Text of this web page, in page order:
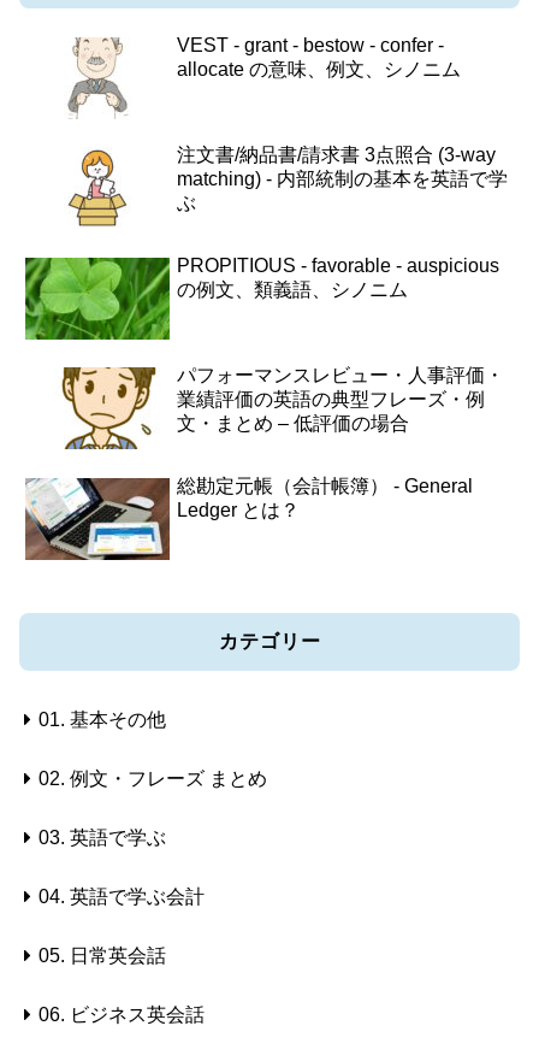
VEST - grant - bestow - confer -
allocate の意味、例文、シノニム
注文書/納品書/請求書 3点照合 (3-way
matching) - 内部統制の基本を英語で学
ぶ
PROPITIOUS - favorable - auspicious
の例文、類義語、シノニム
パフォーマンスレビュー・人事評価・
業績評価の英語の典型フレーズ・例
文・まとめ – 低評価の場合
総勘定元帳（会計帳簿） - General
Ledger とは？
カテゴリー
01. 基本その他
02. 例文・フレーズ まとめ
03. 英語で学ぶ
04. 英語で学ぶ会計
05. 日常英会話
06. ビジネス英会話